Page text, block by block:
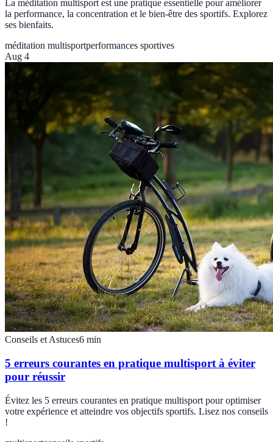
La méditation multisport est une pratique essentielle pour améliorer
la performance, la concentration et le bien-être des sportifs. Explorez
ses bienfaits.
méditation multisportperformances sportives
Aug 4
Conseils et Astuces6 min
5 erreurs courantes en pratique multisport à éviter
pour réussir
Évitez les 5 erreurs courantes en pratique multisport pour optimiser
votre expérience et atteindre vos objectifs sportifs. Lisez nos conseils
!